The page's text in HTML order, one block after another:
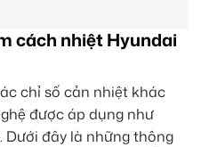
cách nhiệt Hyundai
chỉ số cản nhiệt khác
được áp dụng như
đây là những thông